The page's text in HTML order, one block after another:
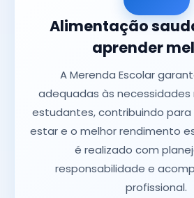
Alimentação
aprender
A Merenda Escolar
adequadas às necessidades
estudantes, contribuindo
estar e o melhor rendimento
é realizado com
responsabilidade e
profissional.